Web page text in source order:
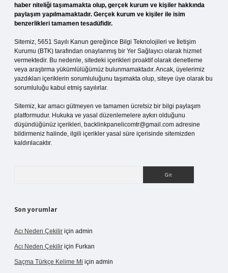
haber niteliği taşımamakta olup, gerçek kurum ve kişiler hakkında
paylaşım yapılmamaktadır. Gerçek kurum ve kişiler ile isim
benzerlikleri tamamen tesadüfidir.
Sitemiz, 5651 Sayılı Kanun gereğince Bilgi Teknolojileri ve İletişim
Kurumu (BTK) tarafından onaylanmış bir Yer Sağlayıcı olarak hizmet
vermektedir. Bu nedenle, sitedeki içerikleri proaktif olarak denetleme
veya araştırma yükümlülüğümüz bulunmamaktadır. Ancak, üyelerimiz
yazdıkları içeriklerin sorumluluğunu taşımakta olup, siteye üye olarak bu
sorumluluğu kabul etmiş sayılırlar.
Sitemiz, kar amacı gütmeyen ve tamamen ücretsiz bir bilgi paylaşım
platformudur. Hukuka ve yasal düzenlemelere aykırı olduğunu
düşündüğünüz içerikleri, backlinkpanelicomtr@gmail.com adresine
bildirmeniz halinde, ilgili içerikler yasal süre içerisinde sitemizden
kaldırılacaktır.
Son yorumlar
Acı Neden Çekilir için admin
Acı Neden Çekilir için Furkan
Saçma Türkçe Kelime Mi için admin